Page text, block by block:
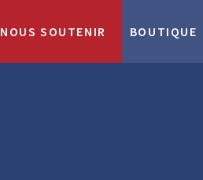
NOUS SOUTENIR BOUTIQUE